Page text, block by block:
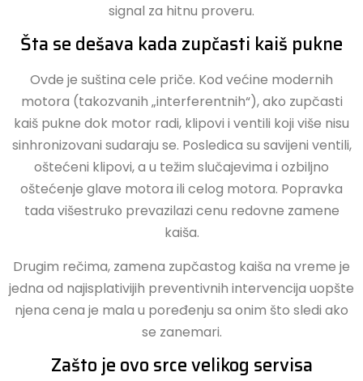
signal za hitnu proveru.
Šta se dešava kada zupčasti kaiš pukne
Ovde je suština cele priče. Kod većine modernih
motora (takozvanih „interferentnih“), ako zupčasti
kaiš pukne dok motor radi, klipovi i ventili koji više nisu
sinhronizovani sudaraju se. Posledica su savijeni ventili,
oštećeni klipovi, a u težim slučajevima i ozbiljno
oštećenje glave motora ili celog motora. Popravka
tada višestruko prevazilazi cenu redovne zamene
kaiša.
Drugim rečima, zamena zupčastog kaiša na vreme je
jedna od najisplativijih preventivnih intervencija uopšte
njena cena je mala u poređenju sa onim što sledi ako
se zanemari.
Zašto je ovo srce velikog servisa